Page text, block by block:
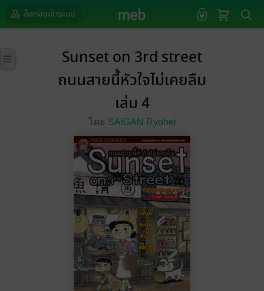
ล็อกอินเข้าระบบ
Sunset on 3rd street
ถนนสายนี้หัวใจไม่เคยลืม
เล่ม 4
โดย SAIGAN Ryohei